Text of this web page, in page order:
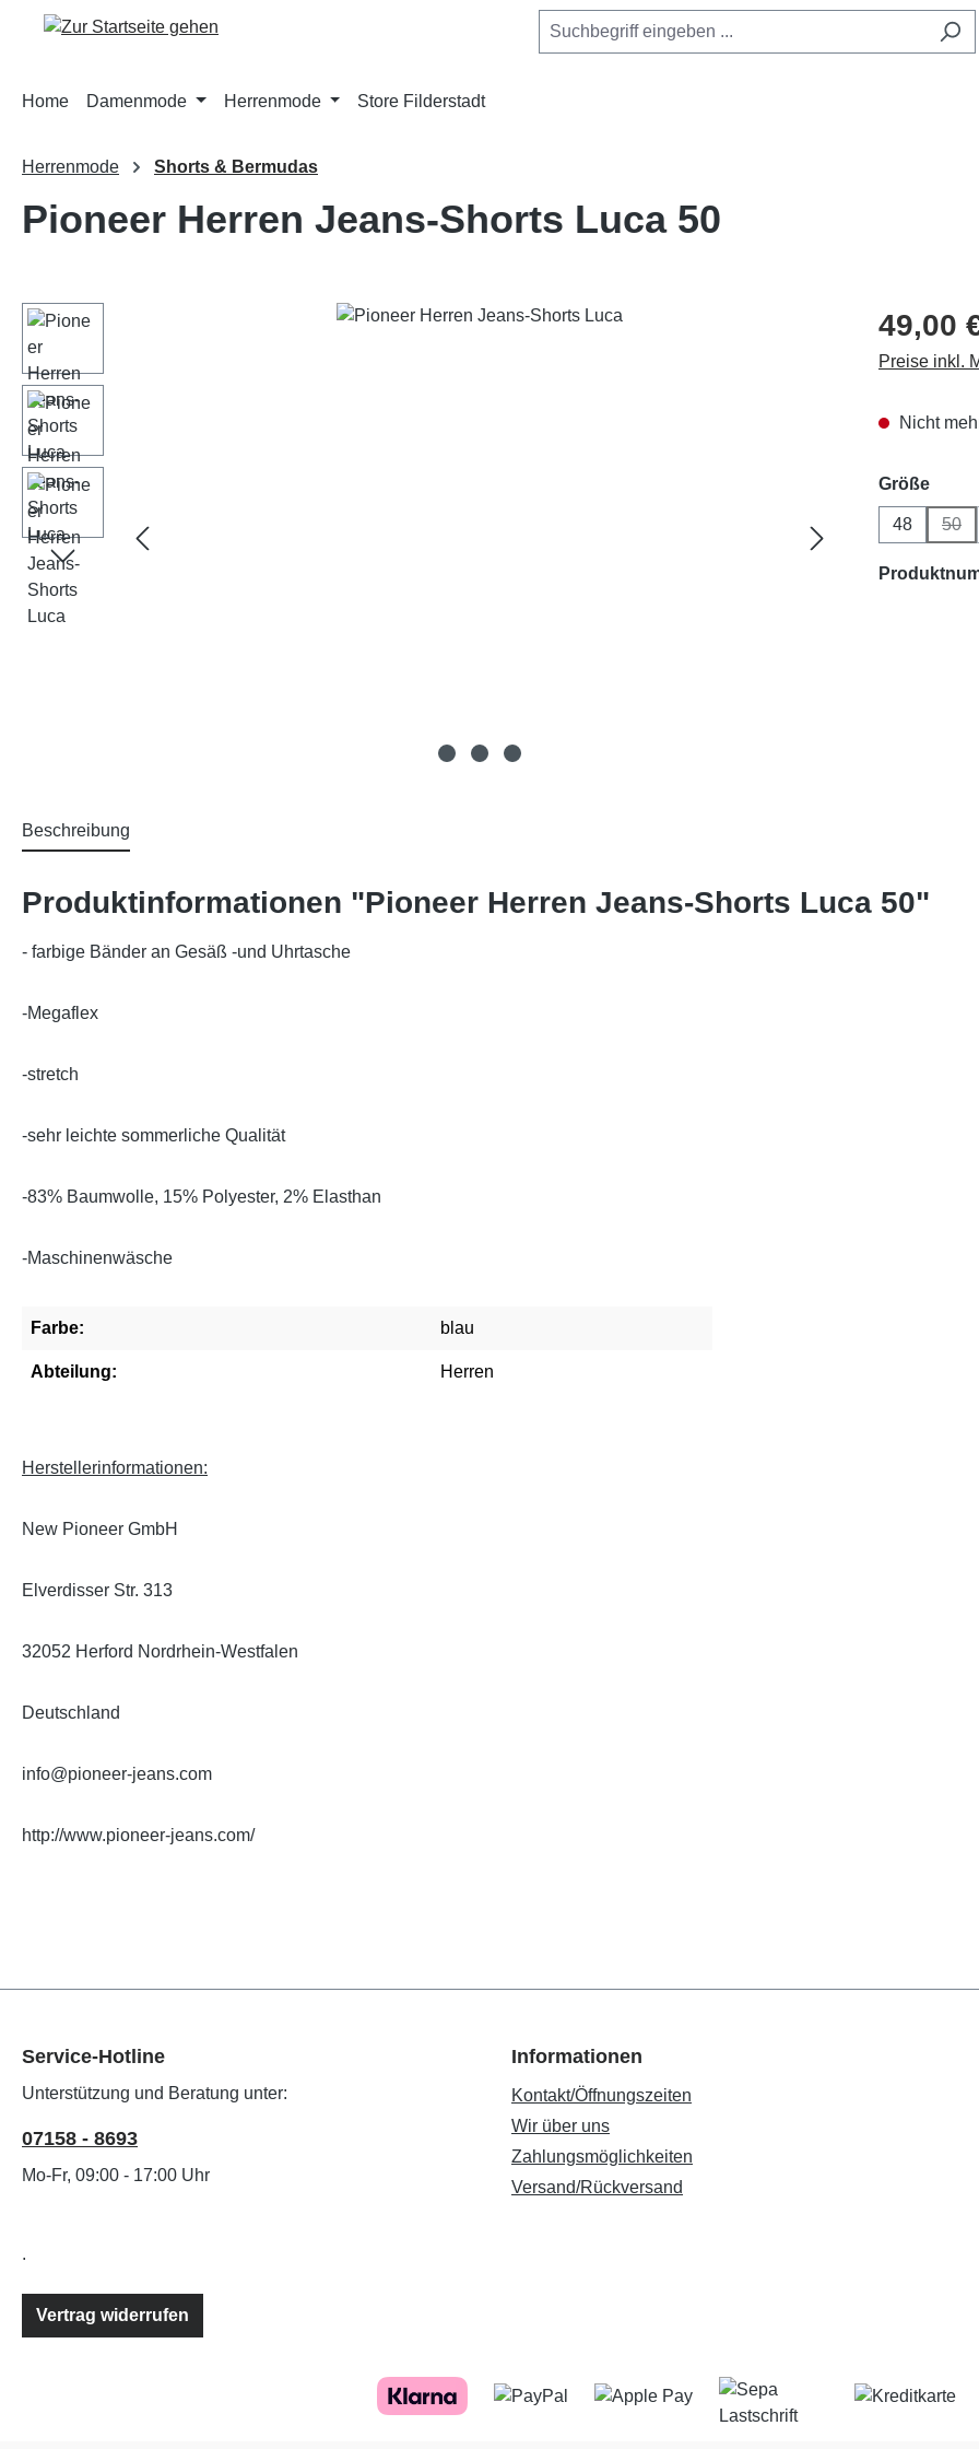
Hauptinhalt springen
Zur Suche springen
Zur Hauptnavigation springen
Home Damenmode Herrenmode Store Filderstadt
Herrenmode Shorts & Bermudas
Pioneer Herren Jeans-Shorts Luca 50
Bildergalerie überspringen 49,00
Preise inkl.
Nicht
Größe
48 50
Beschreibung
Produktinformationen "Pioneer Herren Jeans-Shorts Luca 50"
- farbige Bänder an Gesäß -und Uhrtasche
-Megaflex
-stretch
-sehr leichte sommerliche Qualität
-83% Baumwolle, 15% Polyester, 2% Elasthan
-Maschinenwäsche
Farbe: blau
Abteilung: Herren
Herstellerinformationen:
New Pioneer GmbH
Elverdisser Str. 313
32052 Herford Nordrhein-Westfalen
Deutschland
info@pioneer-jeans.com
http://www.pioneer-jeans.com/
Service-Hotline
Unterstützung und Beratung unter:
07158 - 8693
Mo-Fr, 09:00 - 17:00 Uhr
.
Vertrag widerrufen
Informationen
Kontakt/Öffnungszeiten
Wir über uns
Zahlungsmöglichkeiten
Versand/Rückversand